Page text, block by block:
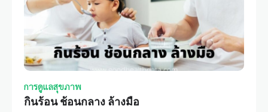
การดูแลสุขภาพ
กินร้อน ช้อนกลาง ล้างมือ